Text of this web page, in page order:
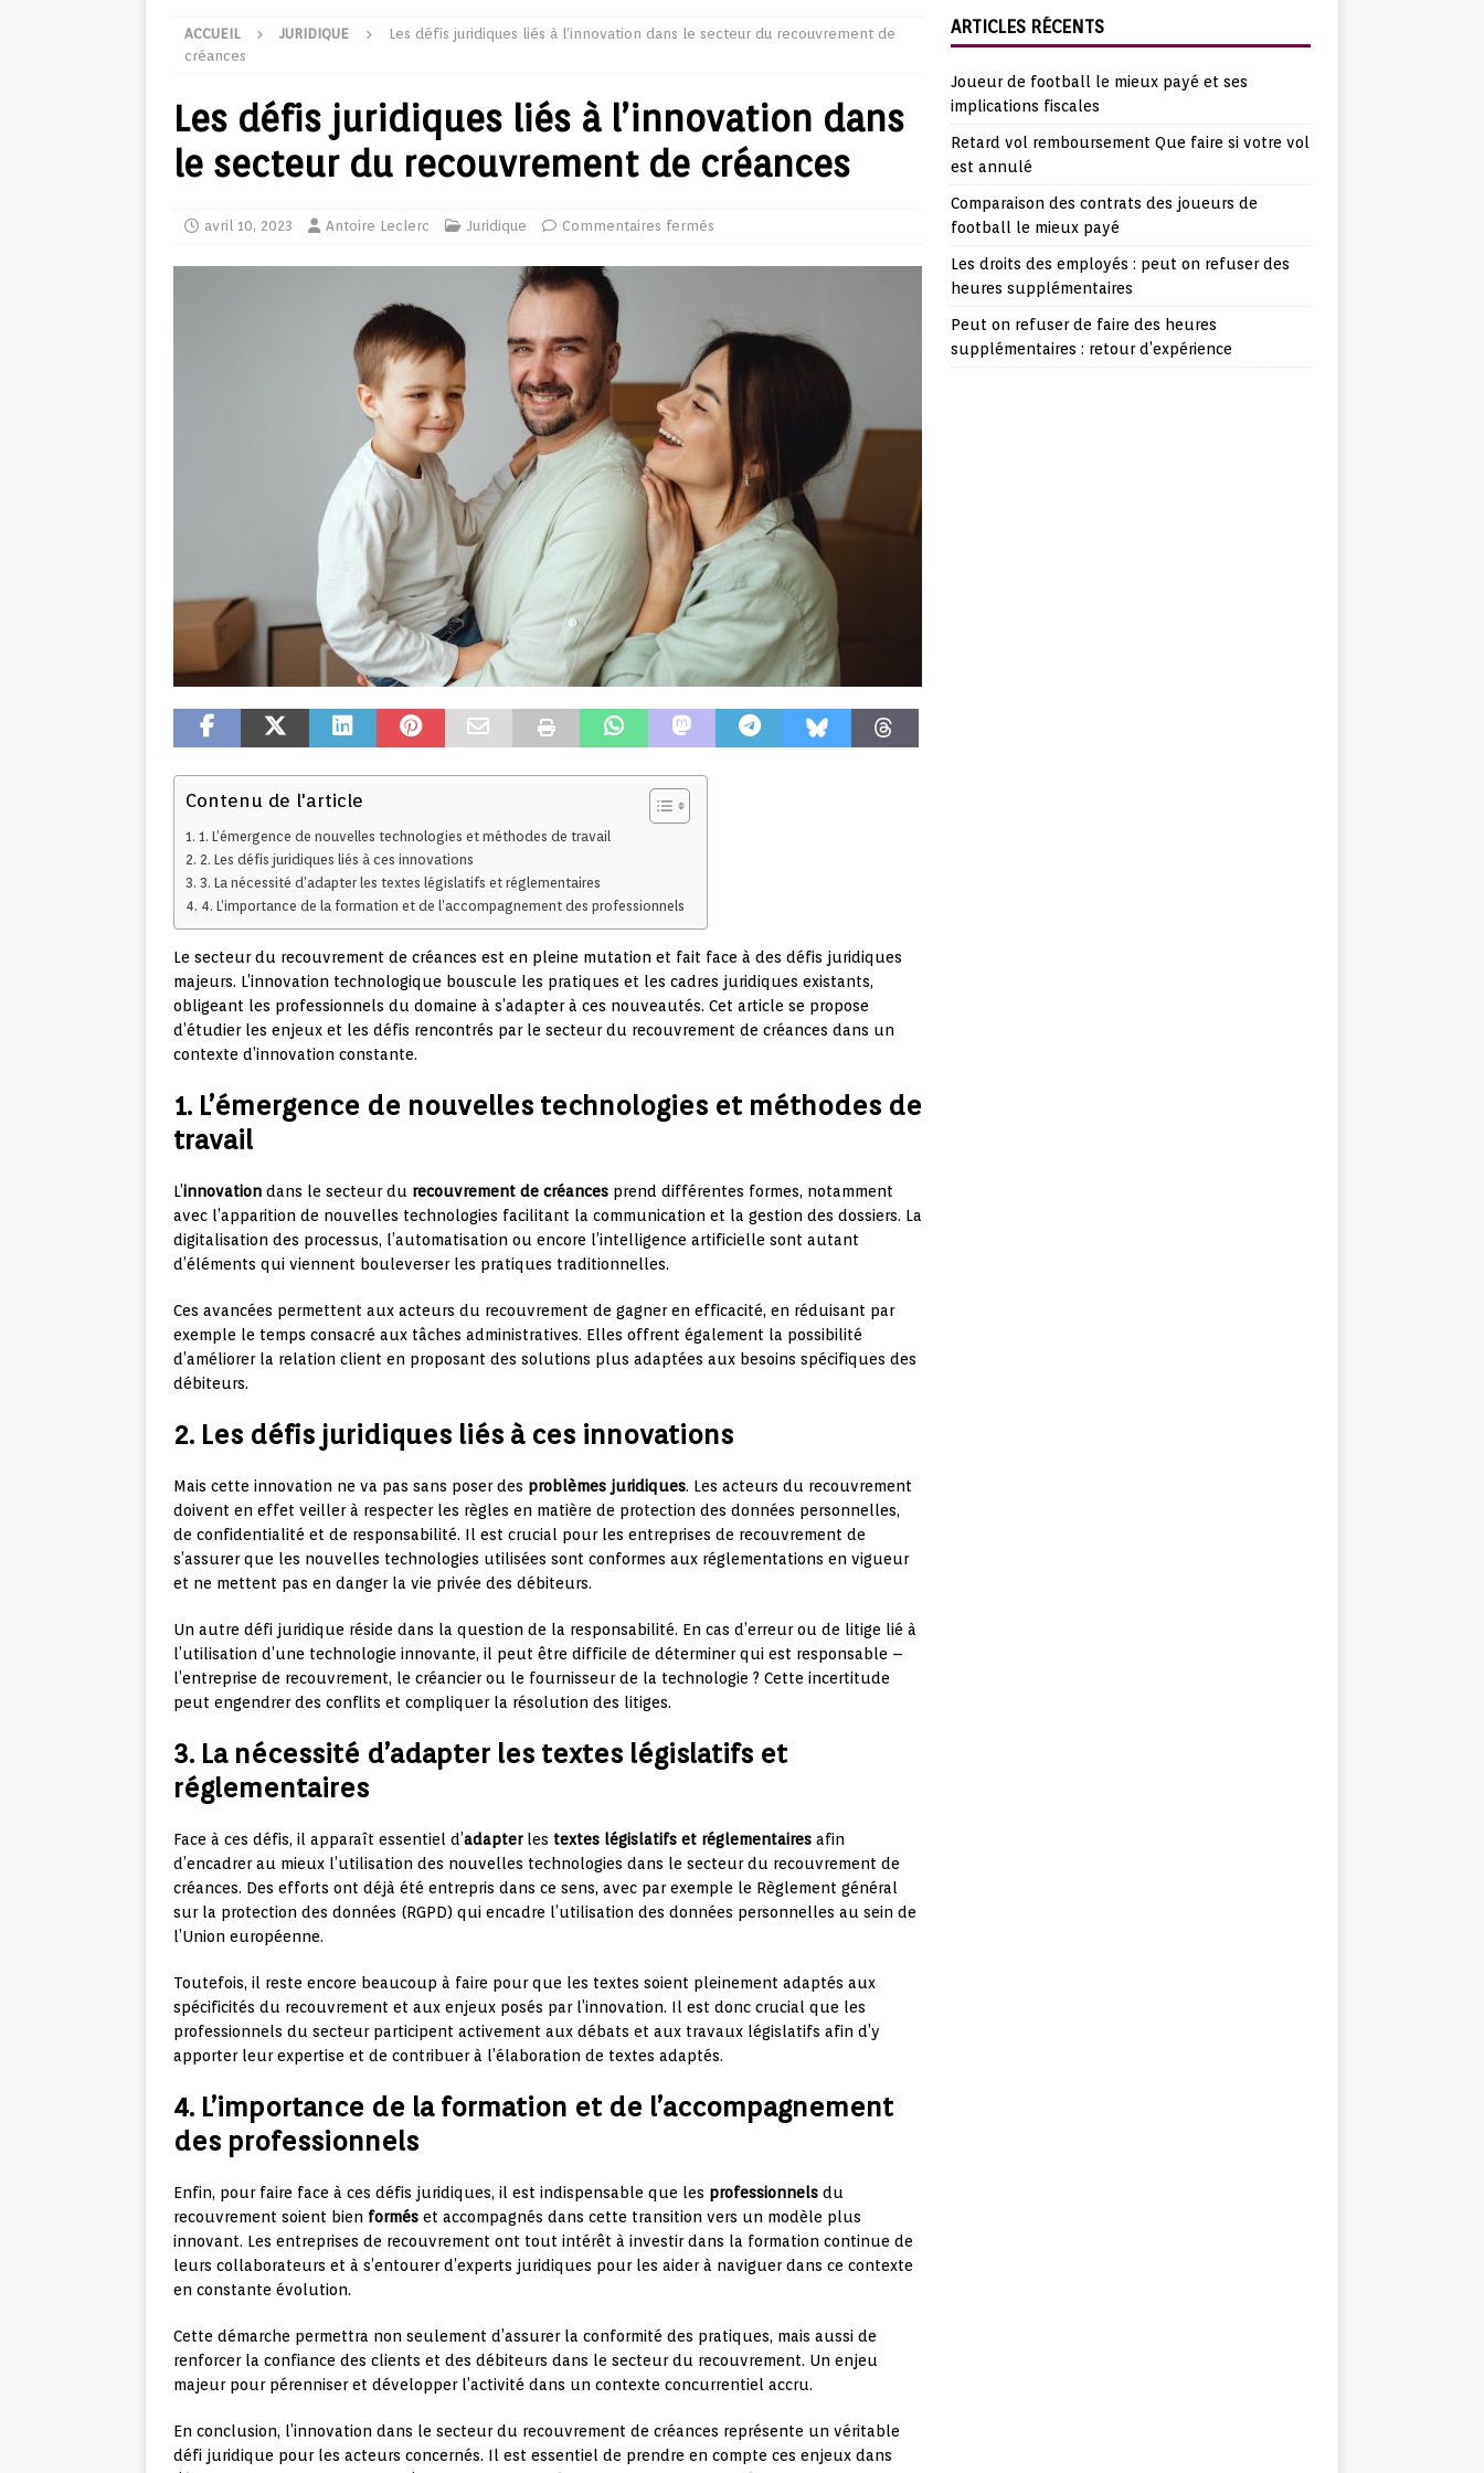
ACCUEIL JURIDIQUE
Les défis juridiques liés à l’innovation dans le secteur du recouvrement de
créances
Les défis juridiques liés à l’innovation dans
le secteur du recouvrement de créances
avril 10, 2023 Antoire Leclerc Juridique Commentaires fermés
Contenu de l'article
1. L’émergence de nouvelles technologies et méthodes de travail
2. Les défis juridiques liés à ces innovations
3. La nécessité d’adapter les textes législatifs et réglementaires
4. L’importance de la formation et de l’accompagnement des professionnels
Le secteur du recouvrement de créances est en pleine mutation et fait face à des défis juridiques
majeurs. L’innovation technologique bouscule les pratiques et les cadres juridiques existants,
obligeant les professionnels du domaine à s’adapter à ces nouveautés. Cet article se propose
d’étudier les enjeux et les défis rencontrés par le secteur du recouvrement de créances dans un
contexte d’innovation constante.
1. L’émergence de nouvelles technologies et méthodes de
travail
L’innovation dans le secteur du recouvrement de créances prend différentes formes, notamment
avec l’apparition de nouvelles technologies facilitant la communication et la gestion des dossiers. La
digitalisation des processus, l’automatisation ou encore l’intelligence artificielle sont autant
d’éléments qui viennent bouleverser les pratiques traditionnelles.
Ces avancées permettent aux acteurs du recouvrement de gagner en efficacité, en réduisant par
exemple le temps consacré aux tâches administratives. Elles offrent également la possibilité
d’améliorer la relation client en proposant des solutions plus adaptées aux besoins spécifiques des
débiteurs.
2. Les défis juridiques liés à ces innovations
Mais cette innovation ne va pas sans poser des problèmes juridiques. Les acteurs du recouvrement
doivent en effet veiller à respecter les règles en matière de protection des données personnelles,
de confidentialité et de responsabilité. Il est crucial pour les entreprises de recouvrement de
s’assurer que les nouvelles technologies utilisées sont conformes aux réglementations en vigueur
et ne mettent pas en danger la vie privée des débiteurs.
Un autre défi juridique réside dans la question de la responsabilité. En cas d’erreur ou de litige lié à
l’utilisation d’une technologie innovante, il peut être difficile de déterminer qui est responsable –
l’entreprise de recouvrement, le créancier ou le fournisseur de la technologie ? Cette incertitude
peut engendrer des conflits et compliquer la résolution des litiges.
3. La nécessité d’adapter les textes législatifs et
réglementaires
Face à ces défis, il apparaît essentiel d’adapterles textes législatifs et réglementaires afin
d’encadrer au mieux l’utilisation des nouvelles technologies dans le secteur du recouvrement de
créances. Des efforts ont déjà été entrepris dans ce sens, avec par exemple le Règlement général
sur la protection des données (RGPD) qui encadre l’utilisation des données personnelles au sein de
l’Union européenne.
Toutefois, il reste encore beaucoup à faire pour que les textes soient pleinement adaptés aux
spécificités du recouvrement et aux enjeux posés par l’innovation. Il est donc crucial que les
professionnels du secteur participent activement aux débats et aux travaux législatifs afin d’y
apporter leur expertise et de contribuer à l’élaboration de textes adaptés.
4. L’importance de la formation et de l’accompagnement
des professionnels
Enfin, pour faire face à ces défis juridiques, il est indispensable que les professionnels du
recouvrement soient bien formés et accompagnés dans cette transition vers un modèle plus
innovant. Les entreprises de recouvrement ont tout intérêt à investir dans la formation continue de
leurs collaborateurs et à s’entourer d’experts juridiques pour les aider à naviguer dans ce contexte
en constante évolution.
Cette démarche permettra non seulement d’assurer la conformité des pratiques, mais aussi de
renforcer la confiance des clients et des débiteurs dans le secteur du recouvrement. Un enjeu
majeur pour pérenniser et développer l’activité dans un contexte concurrentiel accru.
En conclusion, l’innovation dans le secteur du recouvrement de créances représente un véritable
défi juridique pour les acteurs concernés. Il est essentiel de prendre en compte ces enjeux dans
ARTICLES RÉCENTS
Joueur de football le mieux payé et ses
implications fiscales
Retard vol remboursement Que faire si votre vol
est annulé
Comparaison des contrats des joueurs de
football le mieux payé
Les droits des employés : peut on refuser des
heures supplémentaires
Peut on refuser de faire des heures
supplémentaires : retour d’expérience